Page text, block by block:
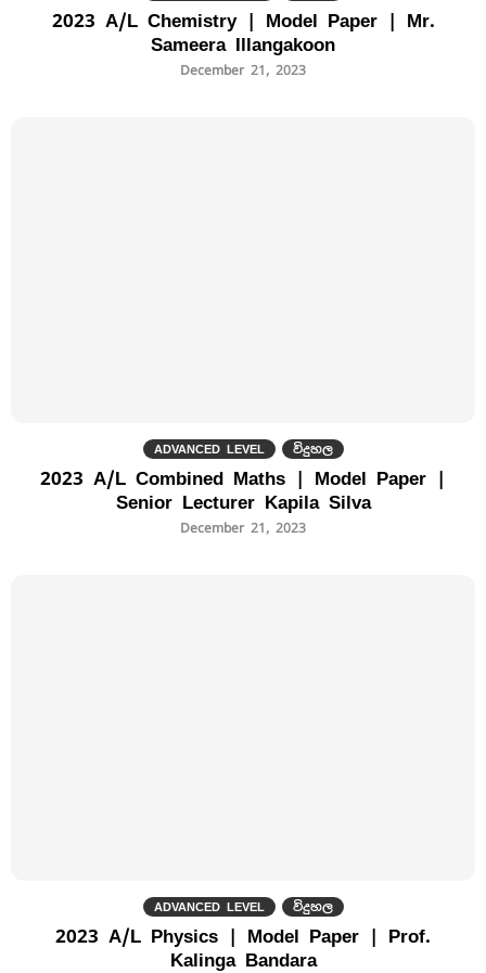
2023 A/L Chemistry | Model Paper | Mr.
Sameera Illangakoon
December 21, 2023
ADVANCED LEVEL විදුහල
2023 A/L Combined Maths | Model Paper |
Senior Lecturer Kapila Silva
December 21, 2023
ADVANCED LEVEL විදුහල
2023 A/L Physics | Model Paper | Prof.
Kalinga Bandara